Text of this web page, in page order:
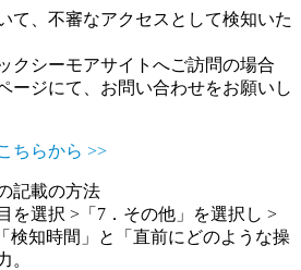
て、不審なアクセスとして検知いた
クシーモアサイトへご訪問の場合
ージにて、お問い合わせをお願いし
ちらから >>
記載の方法
を選択 >「7．その他」を選択し >
検知時間」と「直前にどのような操
。